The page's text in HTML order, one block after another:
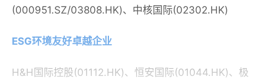
(000951.SZ/03808.HK)、中核国际(02302.HK)
ESG环境友好卓越企业
H&H国际控股(01112.HK)、恒安国际(01044.HK)、极